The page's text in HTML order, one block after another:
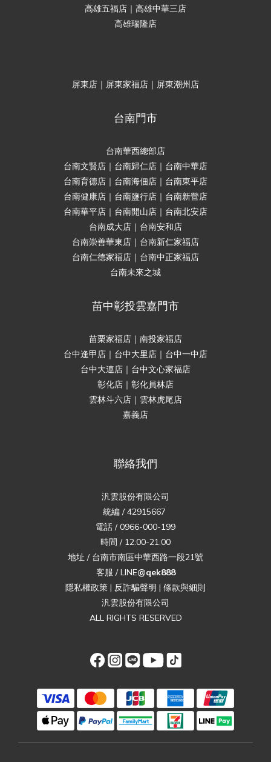
高雄五福店｜高雄中華三店
高雄瑞隆店
屏東店｜屏東家福店｜屏東潮州店
台南門市
台南華西總部店
台南文賢店｜台南歸仁店｜台南中華店
台南育德店｜台南海佃店｜台南東平店
台南健康店｜台南鹽行店｜台南新營店
台南華平店｜台南開山店｜台南北安店
台南成大店｜台南安和店
台南崇善華東店｜台南新仁家福店
台南仁德家福店｜台南中正家福店
台南未來之城
苗中彰投雲嘉門市
苗栗家福店｜南投家福店
台中逢甲店｜台中大里店｜台中一中店
台中大連店｜台中文心家福店
彰化店｜彰化員林店
雲林斗六店｜雲林虎尾店
嘉義店
聯絡我們
汎雲股份有限公司
統編 / 42915667
電話 / 0966-000-199
時間 / 12:00-21:00
地址 / 台南市南區中華西路一段21號
客服 / LINE@qek888
隱私權政策 | 反詐騙聲明 | 條款與細則
汎雲股份有限公司
ALL RIGHTS RESERVED